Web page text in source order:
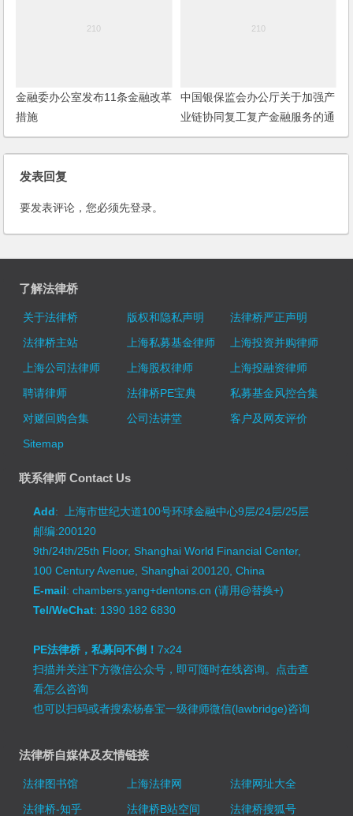
金融委办公室发布11条金融改革
措施
中国银保监会办公厅关于加强产
业链协同复工复产金融服务的通
知
发表回复
要发表评论，您必须先登录。
了解法律桥
关于法律桥 版权和隐私声明
法律桥严正声明
法律桥主站
上海私募基金律师
上海投资并购律师
上海公司法律师
上海股权律师
上海投融资律师
聘请律师
法律桥PE宝典
私募基金风控合集
对赌回购合集
公司法讲堂
客户及网友评价
Sitemap
联系律师 Contact Us
Add: 上海市世纪大道100号环球金融中心9层/24层/25层
邮编:200120
9th/24th/25th Floor, Shanghai World Financial Center,
100 Century Avenue, Shanghai 200120, China
E-mail: chambers.yang+dentons.cn (请用@替换+)
Tel/WeChat: 1390 182 6830
PE法律桥，私募问不倒！7x24
扫描并关注下方微信公众号，即可随时在线咨询。 点击查
看怎么咨询
也可以扫码或者搜索杨春宝一级律师微信(lawbridge)咨询
法律桥自媒体及友情链接
法律图书馆 上海法律网
法律网址大全
法律桥-知乎
法律桥B站空间
法律桥搜狐号